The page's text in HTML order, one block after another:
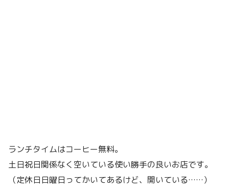
ランチタイムはコーヒー無料。
土日祝日関係なく空いている使い勝手の良いお店です。
（定休日日曜日ってかいてあるけど、開いている……）